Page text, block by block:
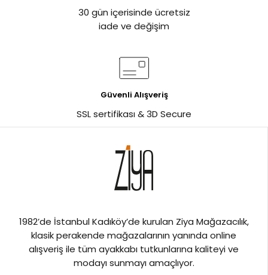
30 gün içerisinde ücretsiz
iade ve değişim
Güvenli Alışveriş
SSL sertifikası & 3D Secure
1982’de İstanbul Kadıköy’de kurulan Ziya Mağazacılık,
klasik perakende mağazalarının yanında online
alışveriş ile tüm ayakkabı tutkunlarına kaliteyi ve
modayı sunmayı amaçlıyor.